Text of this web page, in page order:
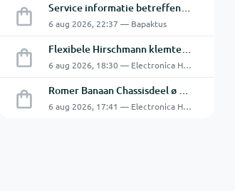
Service informatie betreffende een GFC-8010 van GW
6 aug 2026, 22:37 — Bapaktus
Flexibele Hirschmann klemtestpen met tweedelige klem.
6 aug 2026, 18:30 — Electronica Hobbyist
Romer Banaan Chassisdeel ø 4 mm 16Amp
6 aug 2026, 17:41 — Electronica Hobbyist